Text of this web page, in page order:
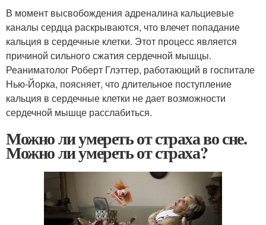
В момент высвобождения адреналина кальциевые
каналы сердца раскрываются, что влечет попадание
кальция в сердечные клетки. Этот процесс является
причиной сильного сжатия сердечной мышцы.
Реаниматолог Роберт Глэттер, работающий в госпитале
Нью-Йорка, поясняет, что длительное поступление
кальция в сердечные клетки не дает возможности
сердечной мышце расслабиться.
Можно ли умереть от страха во сне.
Можно ли умереть от страха?